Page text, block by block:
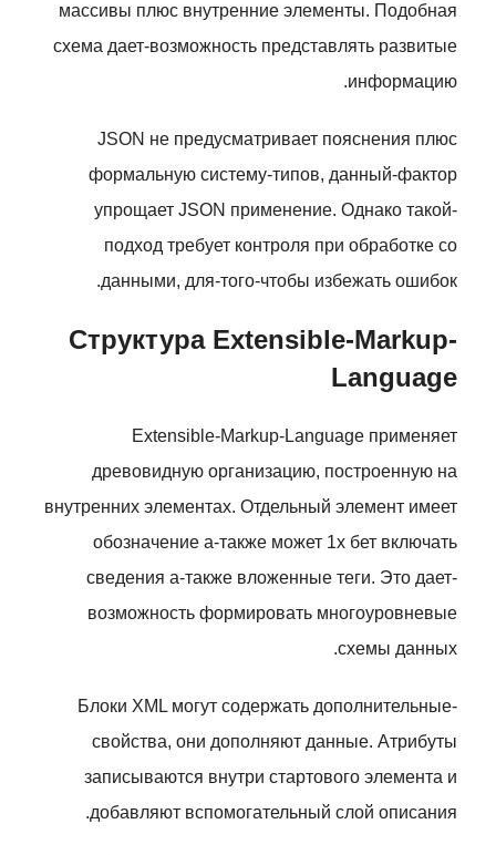
массивы плюс внутренние элементы. Подобная
схема дает-возможность представлять развитые
информацию.
JSON не предусматривает пояснения плюс
формальную систему-типов, данный-фактор
упрощает JSON применение. Однако такой-
подход требует контроля при обработке со
данными, для-того-чтобы избежать ошибок.
Структура Extensible-Markup-
Language
Extensible-Markup-Language применяет
древовидную организацию, построенную на
внутренних элементах. Отдельный элемент имеет
обозначение а-также может 1х бет включать
сведения а-также вложенные теги. Это дает-
возможность формировать многоуровневые
схемы данных.
Блоки XML могут содержать дополнительные-
свойства, они дополняют данные. Атрибуты
записываются внутри стартового элемента и
добавляют вспомогательный слой описания.